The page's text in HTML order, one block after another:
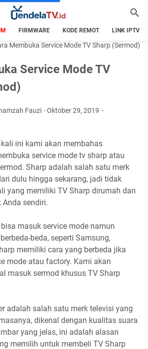
FIRMWARE KODE REMOT LINK IPTV
Membuka Service Mode TV Sharp (Sermod)
Service Mode TV
Fauzi
Oktober 29, 2019
ini kami akan membahas
service mode tv sharp atau
Sharp adalah salah satu merk
dulu hingga sekarang, jadi tidak
yang memiliki TV Sharp dirumah dan
sendiri.
masuk service mode namun
beda, seperti Samsung,
memiliki cara yang berbeda jika
mode atau factory. Kami akan
masuk sermod khusus TV Sharp
adalah salah satu merk televisi yang
dikenal dengan kualitas suara
yang jelas, ini adalah alasan
memilih untuk membeli TV Sharp